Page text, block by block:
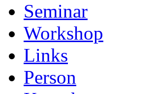
Seminar
Workshop
Links
Person